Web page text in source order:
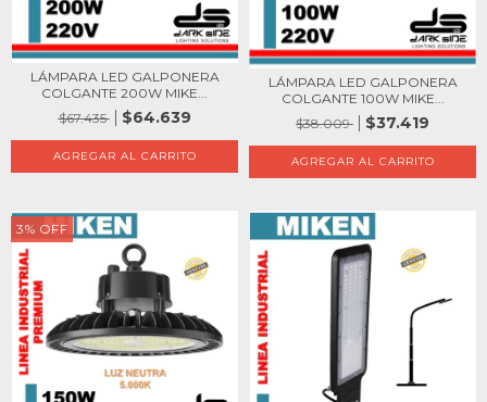
LÁMPARA LED GALPONERA
COLGANTE 200W MIKE...
$67.435
$64.639
LÁMPARA LED GALPONERA
COLGANTE 100W MIKE...
$38.009
$37.419
3% OFF